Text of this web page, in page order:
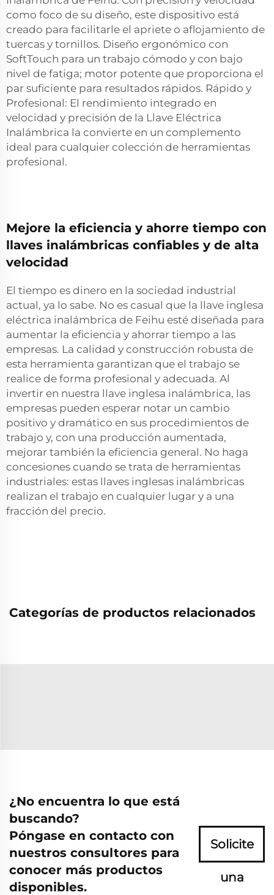
como foco de su diseño, este dispositivo está
creado para facilitarle el apriete o aflojamiento de
tuercas y tornillos. Diseño ergonómico con
SoftTouch para un trabajo cómodo y con bajo
nivel de fatiga; motor potente que proporciona el
par suficiente para resultados rápidos. Rápido y
Profesional: El rendimiento integrado en
velocidad y precisión de la Llave Eléctrica
Inalámbrica la convierte en un complemento
ideal para cualquier colección de herramientas
profesional.
Mejore la eficiencia y ahorre tiempo con
llaves inalámbricas confiables y de alta
velocidad
El tiempo es dinero en la sociedad industrial
actual, ya lo sabe. No es casual que la llave inglesa
eléctrica inalámbrica de Feihu esté diseñada para
aumentar la eficiencia y ahorrar tiempo a las
empresas. La calidad y construcción robusta de
esta herramienta garantizan que el trabajo se
realice de forma profesional y adecuada. Al
invertir en nuestra llave inglesa inalámbrica, las
empresas pueden esperar notar un cambio
positivo y dramático en sus procedimientos de
trabajo y, con una producción aumentada,
mejorar también la eficiencia general. No haga
concesiones cuando se trata de herramientas
industriales: estas llaves inglesas inalámbricas
realizan el trabajo en cualquier lugar y a una
fracción del precio.
Categorías de productos relacionados
¿No encuentra lo que está
buscando?
Póngase en contacto con
nuestros consultores para
conocer más productos
disponibles.
Solicite
una